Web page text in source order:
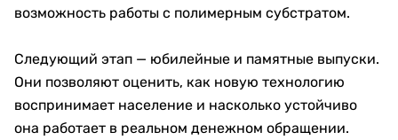
возможность работы с полимерным субстратом.
Следующий этап — юбилейные и памятные выпуски.
Они позволяют оценить, как новую технологию
воспринимает население и насколько устойчиво
она работает в реальном денежном обращении.